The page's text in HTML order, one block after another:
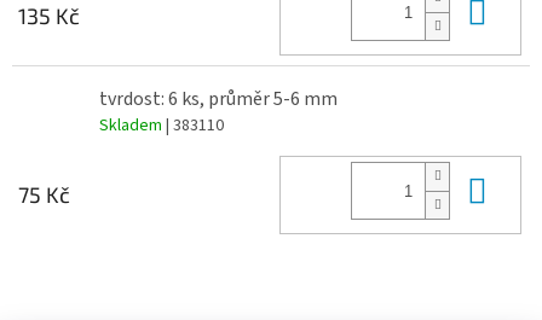
135 Kč
tvrdost: 6 ks, průměr 5-6 mm
Skladem | 383110
75 Kč